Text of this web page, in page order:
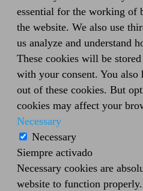
essential for the working of
the website. We also use
us analyze and understand
These cookies will be
with your consent. You also
out of these cookies. But
cookies may affect your
Necessary
Necessary
Siempre activado
Necessary cookies are
website to function